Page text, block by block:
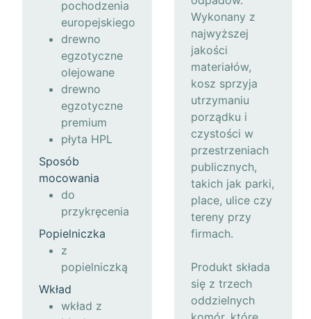
pochodzenia
europejskiego
drewno
egzotyczne
olejowane
drewno
egzotyczne
premium
płyta HPL
Sposób
mocowania
do
przykręcenia
Popielniczka
z
popielniczką
Wkład
wkład z
Wykonany z
najwyższej
jakości
materiałów,
kosz sprzyja
utrzymaniu
porządku i
czystości w
przestrzeniach
publicznych,
takich jak parki,
place, ulice czy
tereny przy
firmach.
Produkt składa
się z trzech
oddzielnych